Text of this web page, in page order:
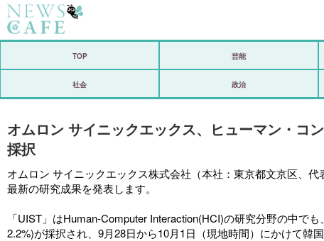
芸能
コメントポスト
リリース
TOP 芸能
社会 政治
オムロン サイニックエックス、ヒューマン・コ
採択
オムロン サイニックエックス株式会社（本社：東京都文京区、
最新の研究成果を発表します。
「UIST」はHuman-Computer Interaction(HCI)の研究分野の中で
2.2%)が採択され、9月28日から10月1日（現地時間）にかけて韓国